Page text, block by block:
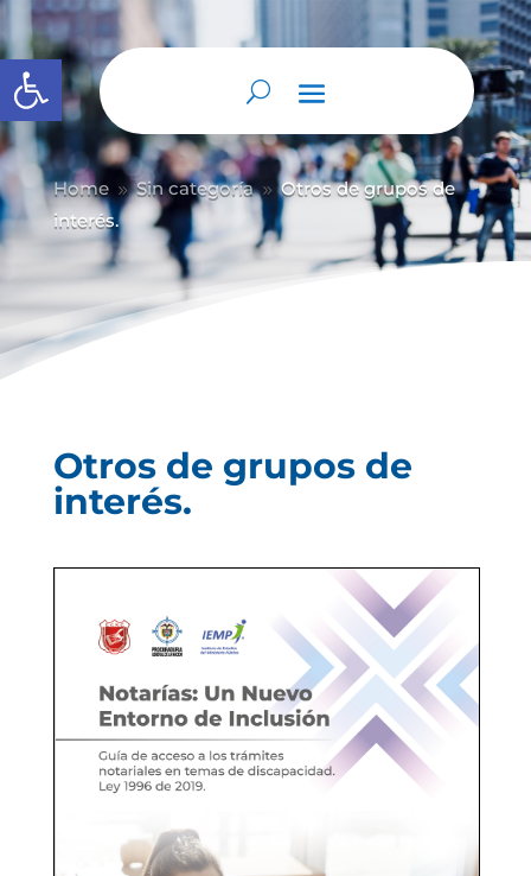
Abrir barra de herramientas
Home 9 Sin categoría 9 Otros de grupos de
interés.
Otros de grupos de
interés.